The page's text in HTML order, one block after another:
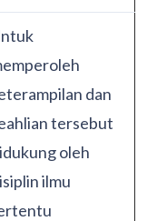
dan
tersebut
oleh
ilmu